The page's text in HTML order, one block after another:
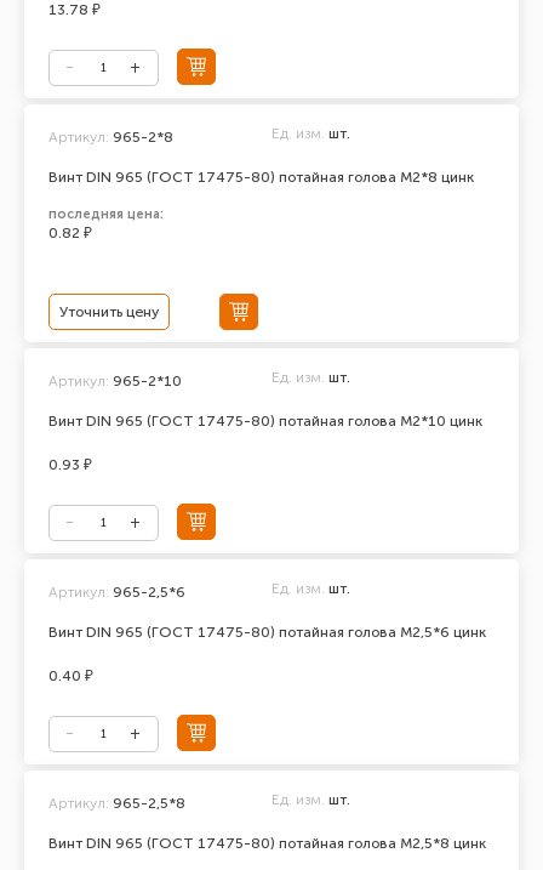
13.78 ₽
Винт DIN 965 (ГОСТ 17475-80) потайная голова М2*8 цинк
Артикул: 965-2*8 Ед. изм. шт.
последняя цена:
0.82 ₽
Уточнить цену
Винт DIN 965 (ГОСТ 17475-80) потайная голова М2*10 цинк
Артикул: 965-2*10 Ед. изм. шт.
0.93 ₽
Винт DIN 965 (ГОСТ 17475-80) потайная голова М2,5*6 цинк
Артикул: 965-2,5*6 Ед. изм. шт.
0.40 ₽
Винт DIN 965 (ГОСТ 17475-80) потайная голова М2,5*8 цинк
Артикул: 965-2,5*8 Ед. изм. шт.